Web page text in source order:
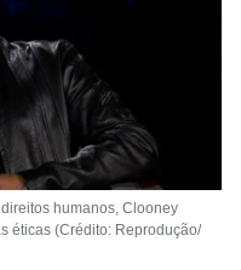
humanos, Clooney
éticas (Crédito: Reprodução/